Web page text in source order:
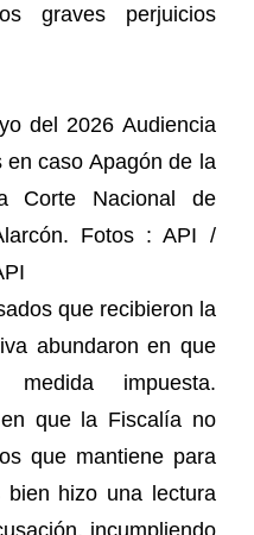
graves perjuicios
del 2026 Audiencia
caso Apagón de la
Corte Nacional de
Fotos : API /
que recibieron la
abundaron en que
impuesta.
que la Fiscalía no
que mantiene para
hizo una lectura